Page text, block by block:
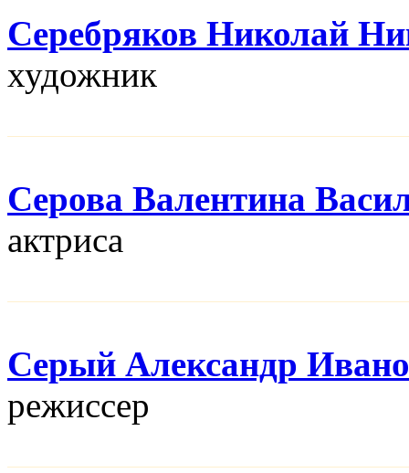
Серебряков Николай
художник
Серова Валентина
актриса
Серый Александр
режисcер